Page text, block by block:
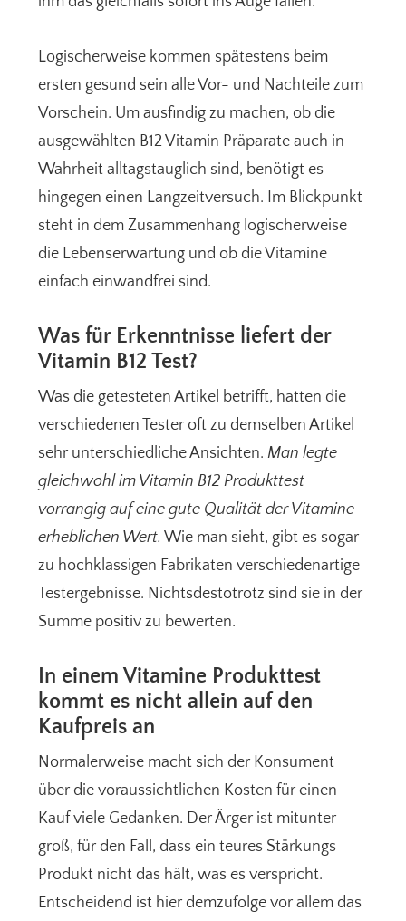
Logischerweise kommen spätestens beim
ersten gesund sein alle Vor- und Nachteile zum
Vorschein. Um ausfindig zu machen, ob die
ausgewählten B12 Vitamin Präparate auch in
Wahrheit alltagstauglich sind, benötigt es
hingegen einen Langzeitversuch. Im Blickpunkt
steht in dem Zusammenhang logischerweise
die Lebenserwartung und ob die Vitamine
einfach einwandfrei sind.
Was für Erkenntnisse liefert der
Vitamin B12 Test?
Was die getesteten Artikel betrifft, hatten die
verschiedenen Tester oft zu demselben Artikel
sehr unterschiedliche Ansichten.Man legte
gleichwohl im Vitamin B12 Produkttest
vorrangig auf eine gute Qualität der Vitamine
erheblichen Wert. Wie man sieht, gibt es sogar
zu hochklassigen Fabrikaten verschiedenartige
Testergebnisse. Nichtsdestotrotz sind sie in der
Summe positiv zu bewerten.
In einem Vitamine Produkttest
kommt es nicht allein auf den
Kaufpreis an
Normalerweise macht sich der Konsument
über die voraussichtlichen Kosten für einen
Kauf viele Gedanken. Der Ärger ist mitunter
groß, für den Fall, dass ein teures Stärkungs
Produkt nicht das hält, was es verspricht.
Entscheidend ist hier demzufolge vor allem das